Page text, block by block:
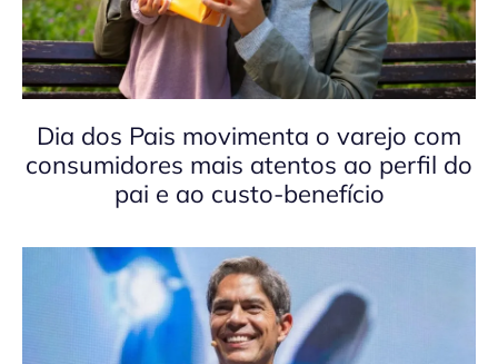
Dia dos Pais movimenta o varejo com
consumidores mais atentos ao perfil do
pai e ao custo-benefício